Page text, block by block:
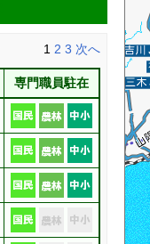
1 2 3 次へ
専門職員駐在